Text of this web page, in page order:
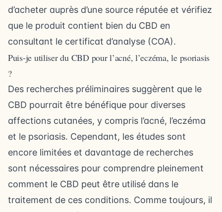
d’acheter auprès d’une source réputée et vérifiez
que le produit contient bien du CBD en
consultant le certificat d’analyse (COA).
Puis-je utiliser du CBD pour l’acné, l’eczéma, le psoriasis
?
Des recherches préliminaires suggèrent que le
CBD pourrait être bénéfique pour diverses
affections cutanées, y compris l’acné, l’eczéma
et le psoriasis. Cependant, les études sont
encore limitées et davantage de recherches
sont nécessaires pour comprendre pleinement
comment le CBD peut être utilisé dans le
traitement de ces conditions. Comme toujours, il